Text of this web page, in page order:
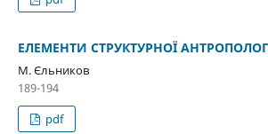
ЕЛЕМЕНТИ СТРУКТУРНОЇ
М. Єльников
189-194
pdf